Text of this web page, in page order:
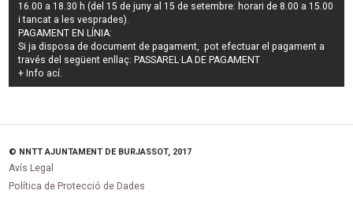
16.00 a 18.30 h (del 15 de juny al 15 de setembre: horari de 8.00 a 15.00
i tancat a les vesprades).
PAGAMENT EN LÍNIA:
Si ja disposa de document de pagament, pot efectuar el pagament a
través del següent enllaç: PASSAREL·LA DE PAGAMENT
+ Info ací.
© NNTT AJUNTAMENT DE BURJASSOT, 2017
Avís Legal
Política de Protecció de Dades